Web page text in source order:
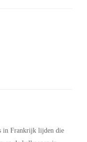
in Frankrijk lijden die